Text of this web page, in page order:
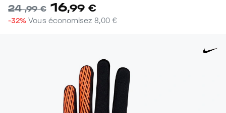
24,99 € 16,99 €
-32% Vous économisez 8,00 €